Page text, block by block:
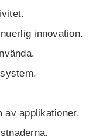
innovation.
av applikationer.